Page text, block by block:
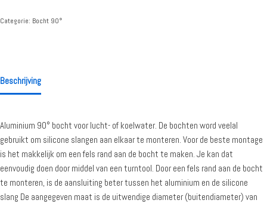
Categorie: Bocht 90°
Beschrijving
Aluminium 90° bocht voor lucht- of koelwater. De bochten word veelal
gebruikt om silicone slangen aan elkaar te monteren. Voor de beste montage
is het makkelijk om een fels rand aan de bocht te maken. Je kan dat
eenvoudig doen door middel van een turntool. Door een fels rand aan de bocht
te monteren, is de aansluiting beter tussen het aluminium en de silicone
slang De aangegeven maat is de uitwendige diameter (buitendiameter) van